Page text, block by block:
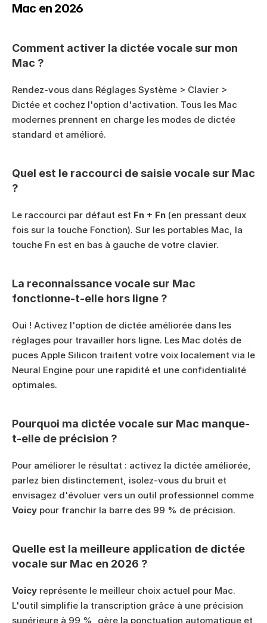
Mac en 2026
Comment activer la dictée vocale sur mon
Mac ?
Rendez-vous dans Réglages Système > Clavier >
Dictée et cochez l'option d'activation. Tous les Mac
modernes prennent en charge les modes de dictée
standard et amélioré.
Quel est le raccourci de saisie vocale sur Mac
?
Le raccourci par défaut est Fn + Fn (en pressant deux
fois sur la touche Fonction). Sur les portables Mac, la
touche Fn est en bas à gauche de votre clavier.
La reconnaissance vocale sur Mac
fonctionne-t-elle hors ligne ?
Oui ! Activez l'option de dictée améliorée dans les
réglages pour travailler hors ligne. Les Mac dotés de
puces Apple Silicon traitent votre voix localement via le
Neural Engine pour une rapidité et une confidentialité
optimales.
Pourquoi ma dictée vocale sur Mac manque-
t-elle de précision ?
Pour améliorer le résultat : activez la dictée améliorée,
parlez bien distinctement, isolez-vous du bruit et
Voicy pour franchir la barre des 99 % de précision.
Quelle est la meilleure application de dictée
vocale sur Mac en 2026 ?
Voicy représente le meilleur choix actuel pour Mac.
L'outil simplifie la transcription grâce à une précision
supérieure à 99 %, gère la ponctuation automatique et